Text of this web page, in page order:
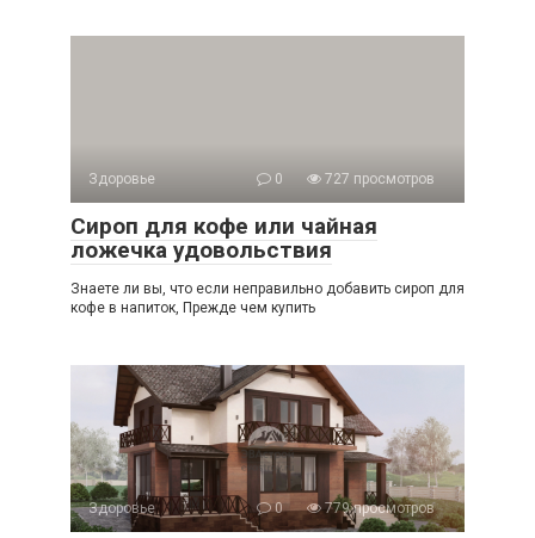
Здоровье 0 727 просмотров
Сироп для кофе или чайная
ложечка удовольствия
Знаете ли вы, что если неправильно добавить сироп для
кофе в напиток, Прежде чем купить
Здоровье 0 779 просмотров